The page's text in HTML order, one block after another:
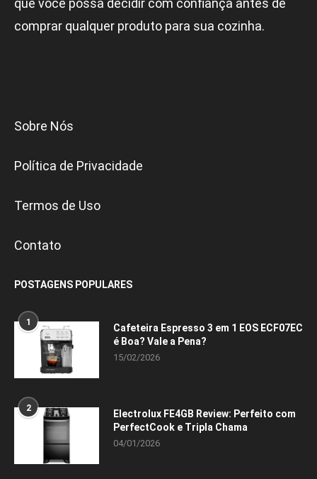
que você possa decidir com confiança antes de
comprar qualquer produto para sua cozinha.
Sobre Nós
Política de Privacidade
Termos de Uso
Contato
POSTAGENS POPULARES
1
Cafeteira Espresso 3 em 1 EOS ECF07EC
é Boa? Vale a Pena?
15/02/2026
2
Electrolux FE4GB Review: Perfeito com
PerfectCook e Tripla Chama
04/01/2026